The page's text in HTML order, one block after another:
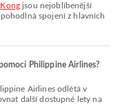
jsou nejoblíbenější
spojení z hlavních
Philippine Airlines?
další dostupné lety na